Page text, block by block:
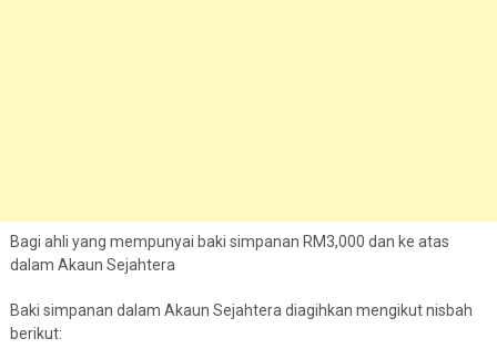
Bagi ahli yang mempunyai baki simpanan RM3,000 dan ke atas
dalam Akaun Sejahtera
Baki simpanan dalam Akaun Sejahtera diagihkan mengikut nisbah
berikut: